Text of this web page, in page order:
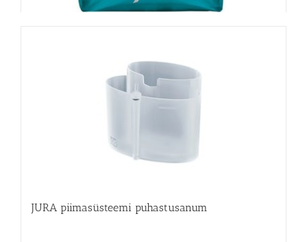
JURA piimasüsteemi puhastusanum